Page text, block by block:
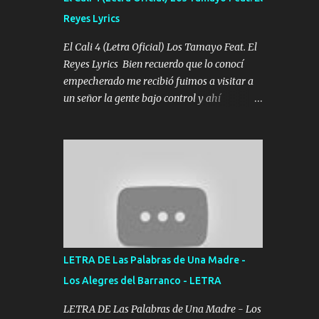
agarrar el vuelo y la mente y tranquilizando
Tomense un buen trago Y así es como
empezamos los versos que voy cantando
(Music) A vido alta y bajas La carreta se
atora Pero nunca le aflojamos Ya me han
pasado cosas Y aunque ustedes no sepan
es...
Reyes Lyrics
El Cali 4 (Letra Oficial) Los Tamayo Feat. El
Reyes Lyrics Bien recuerdo que lo conocí
empecherado me recibió fuimos a visitar a
un señor la gente bajo control y ahí
reglas no secuestr0 no r0bar De La C giró la
orden nos comanda el doble P bien firmes
con Alto PRIETO y la camisa es color Verde y
peleam0s la Bandera por todita a la ciudad
con los drones patrullando la Frontera De
blancas ya hace falta mi APA FLACO verde
se le extraña pa que sepan Aquí Pura GENTE
LETRA DE Las Palabras de Una Madre -
Los Alegres del Barranco - LETRA
LETRA DE Las Palabras de Una Madre - Los